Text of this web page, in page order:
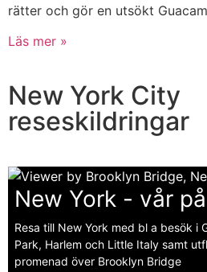
rätter och gör en utsökt
Läs mer »
New York City
reseskildringar
New York - vår
Resa till New York med bl a besök i
Park, Harlem och Little Italy samt
promenad över Brooklyn Bridge